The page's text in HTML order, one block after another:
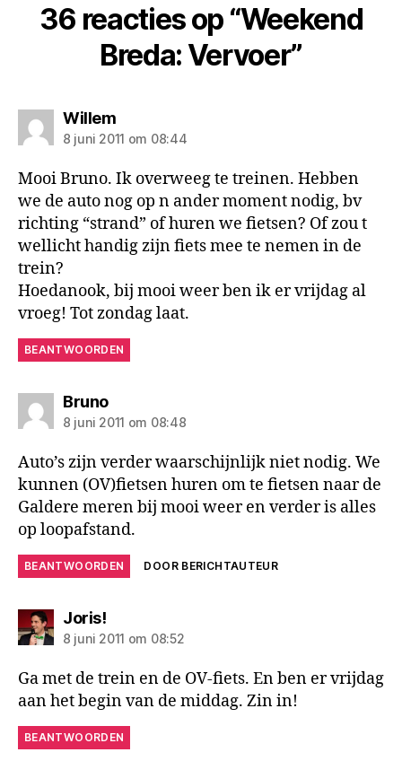
36 reacties op “Weekend
Breda: Vervoer”
Willemzegt:
8 juni 2011 om 08:44
Mooi Bruno. Ik overweeg te treinen. Hebben
we de auto nog op n ander moment nodig, bv
richting “strand” of huren we fietsen? Of zou t
wellicht handig zijn fiets mee te nemen in de
trein?
Hoedanook, bij mooi weer ben ik er vrijdag al
vroeg! Tot zondag laat.
BEANTWOORDEN
Brunozegt:
8 juni 2011 om 08:48
Auto’s zijn verder waarschijnlijk niet nodig. We
kunnen (OV)fietsen huren om te fietsen naar de
Galdere meren bij mooi weer en verder is alles
op loopafstand.
BEANTWOORDEN DOOR BERICHTAUTEUR
Joris!zegt:
8 juni 2011 om 08:52
Ga met de trein en de OV-fiets. En ben er vrijdag
aan het begin van de middag. Zin in!
BEANTWOORDEN